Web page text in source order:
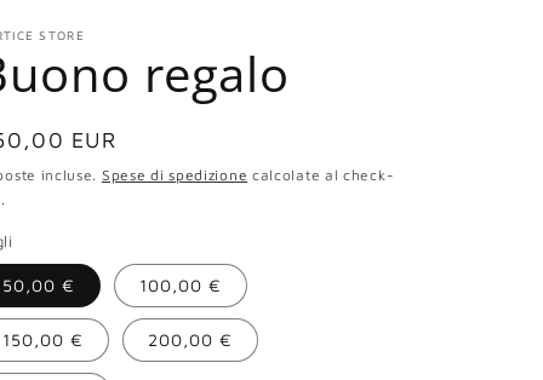
STORE
regalo
EUR
incluse. Spese di spedizione calcolate al check-
50,00 € 100,00 €
150,00 € 200,00 €